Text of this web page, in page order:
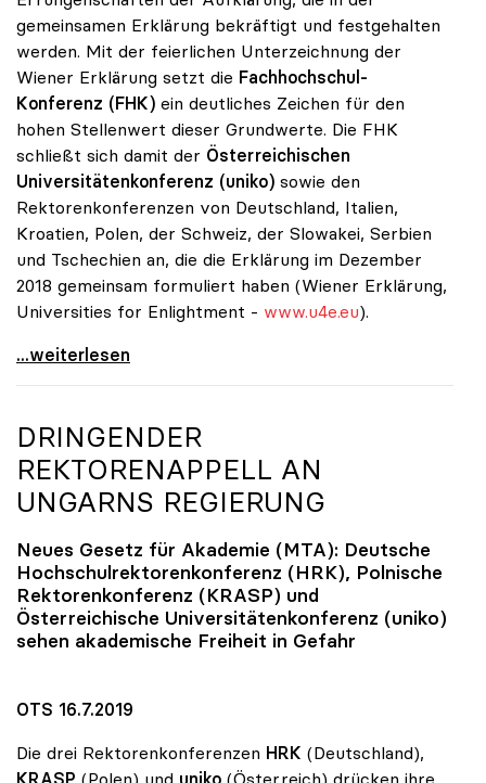
gemeinsamen Erklärung bekräftigt und festgehalten
werden. Mit der feierlichen Unterzeichnung der
Wiener Erklärung setzt die Fachhochschul-
Konferenz (FHK) ein deutliches Zeichen für den
hohen Stellenwert dieser Grundwerte. Die FHK
schließt sich damit der Österreichischen
Universitätenkonferenz (uniko) sowie den
Rektorenkonferenzen von Deutschland, Italien,
Kroatien, Polen, der Schweiz, der Slowakei, Serbien
und Tschechien an, die die Erklärung im Dezember
2018 gemeinsam formuliert haben (Wiener Erklärung,
Universities for Enlightment - www.u4e.eu).
Unis und FH setzen Zeichen für Grundwerte des
...weiterlesen
DRINGENDER
REKTORENAPPELL AN
UNGARNS REGIERUNG
Neues Gesetz für Akademie (MTA): Deutsche
Hochschulrektorenkonferenz (HRK), Polnische
Rektorenkonferenz (KRASP) und
Österreichische Universitätenkonferenz (uniko)
sehen akademische Freiheit in Gefahr
OTS 16.7.2019
Die drei Rektorenkonferenzen HRK (Deutschland),